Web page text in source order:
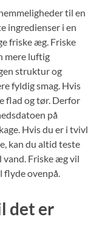
til en
ingredienser i en
friske æg. Friske
mere luftig
struktur og
fyldig smag. Hvis
flad og tør. Derfor
på
Hvis du er i tvivl
kan du altid teste
vand. Friske æg vil
flyde ovenpå.
det er